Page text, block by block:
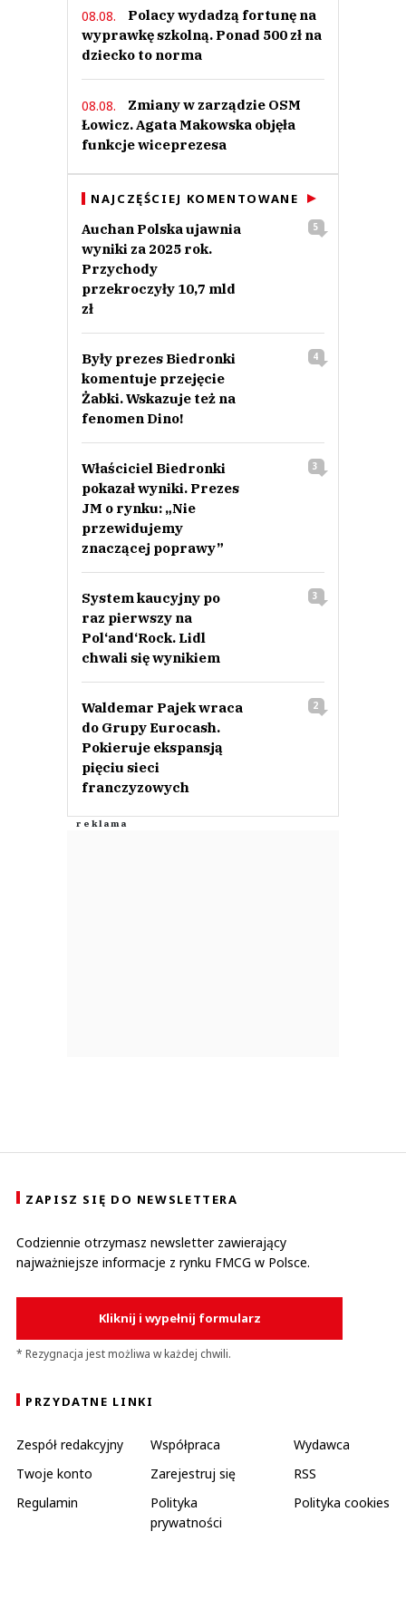
08.08.
Polacy wydadzą fortunę na
wyprawkę szkolną. Ponad 500 zł na
dziecko to norma
08.08.
Zmiany w zarządzie OSM
Łowicz. Agata Makowska objęła
funkcje wiceprezesa
NAJCZĘŚCIEJ KOMENTOWANE
Auchan Polska ujawnia
wyniki za 2025 rok.
Przychody
przekroczyły 10,7 mld
zł
5
Były prezes Biedronki
komentuje przejęcie
Żabki. Wskazuje też na
fenomen Dino!
4
Właściciel Biedronki
pokazał wyniki. Prezes
JM o rynku: „Nie
przewidujemy
znaczącej poprawy”
3
System kaucyjny po
raz pierwszy na
Pol‘and‘Rock. Lidl
chwali się wynikiem
3
Waldemar Pajek wraca
do Grupy Eurocash.
Pokieruje ekspansją
pięciu sieci
franczyzowych
2
ZAPISZ SIĘ DO NEWSLETTERA
Codziennie otrzymasz newsletter zawierający
najważniejsze informacje z rynku FMCG w Polsce.
Kliknij i wypełnij formularz
* Rezygnacja jest możliwa w każdej chwili.
PRZYDATNE LINKI
Zespół redakcyjny Współpraca
Wydawca
Twoje konto
Zarejestruj się
RSS
Regulamin
Polityka
prywatności
Polityka cookies